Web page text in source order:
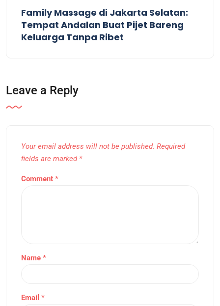
Family Massage di Jakarta Selatan:
Tempat Andalan Buat Pijet Bareng
Keluarga Tanpa Ribet
Leave a Reply
Your email address will not be published. Required
fields are marked *
Comment *
Name *
Email *